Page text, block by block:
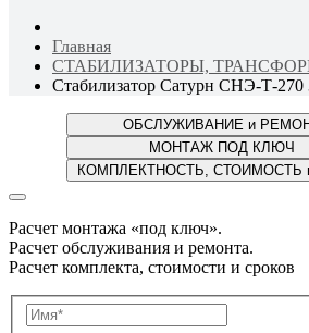
Главная
СТАБИЛИЗАТОРЫ,
Стабилизатор Сатурн СНЭ-Т-270
Расчет монтажа «под ключ».
Расчет обслуживания и ремонта.
Расчет комплекта, стоимости и сроков